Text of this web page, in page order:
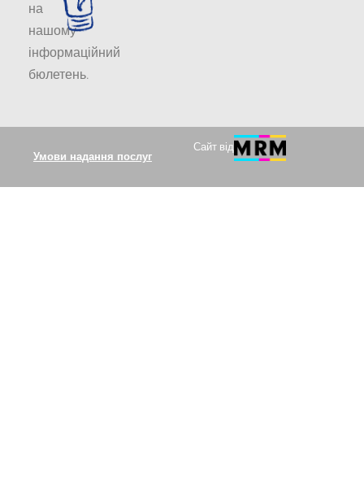
на
нашому
інформаційний
бюлетень.
Умови надання послуг
Сайт від